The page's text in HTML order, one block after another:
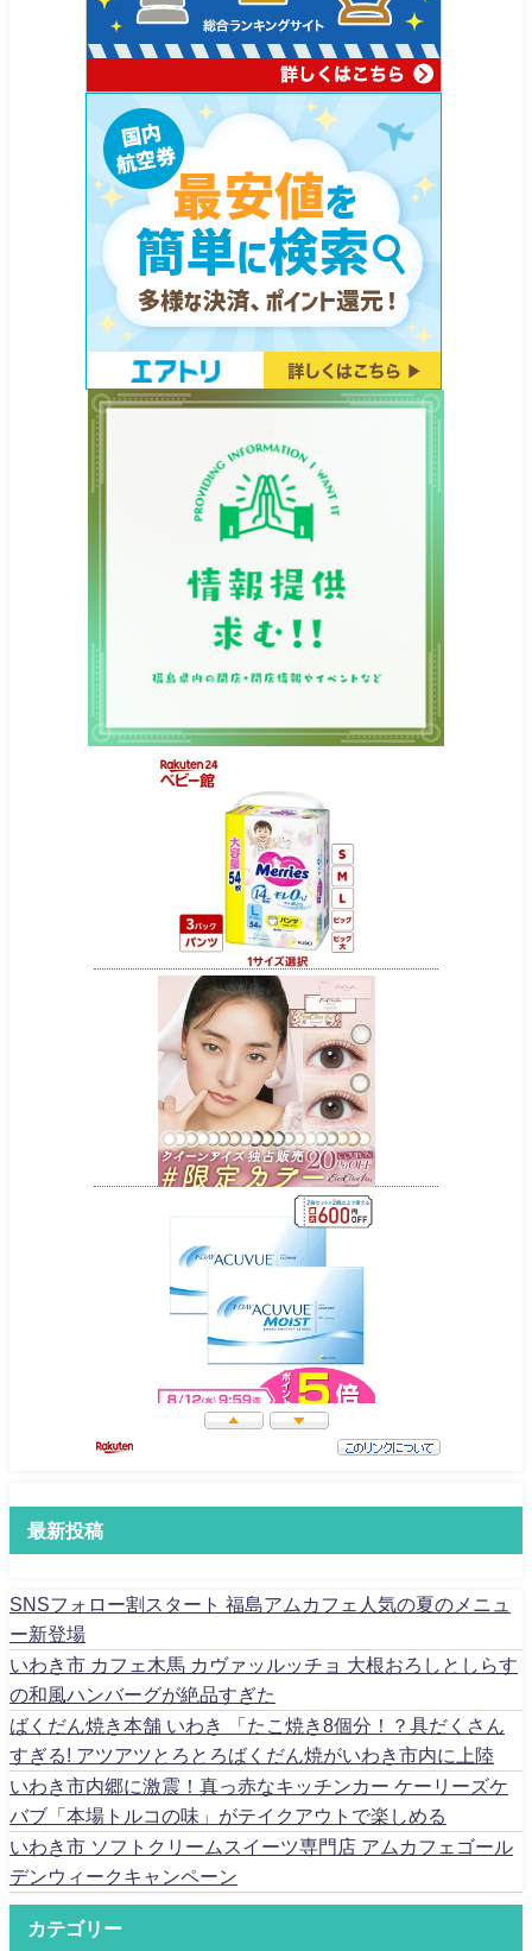
最新投稿
SNSフォロー割スタート 福島アムカフェ人気の夏のメニュ
ー新登場
いわき市 カフェ木馬 カヴァッルッチョ 大根おろしとしらす
の和風ハンバーグが絶品すぎた
ばくだん焼き本舗 いわき 「たこ焼き8個分！？具だくさん
すぎる! アツアツとろとろばくだん焼がいわき市内に上陸
いわき市内郷に激震！真っ赤なキッチンカー ケーリーズケ
バブ「本場トルコの味」がテイクアウトで楽しめる
いわき市 ソフトクリームスイーツ専門店 アムカフェゴール
デンウィークキャンペーン
カテゴリー